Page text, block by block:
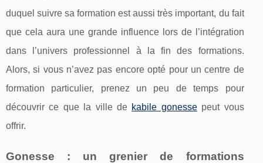
duquel suivre sa formation est aussi très important, du fait
que cela aura une grande influence lors de l’intégration
dans l’univers professionnel à la fin des formations.
Alors, si vous n’avez pas encore opté pour un centre de
formation particulier, prenez un peu de temps pour
découvrir ce que la ville de kabile gonessepeut vous
offrir.
Gonesse : un grenier de formations